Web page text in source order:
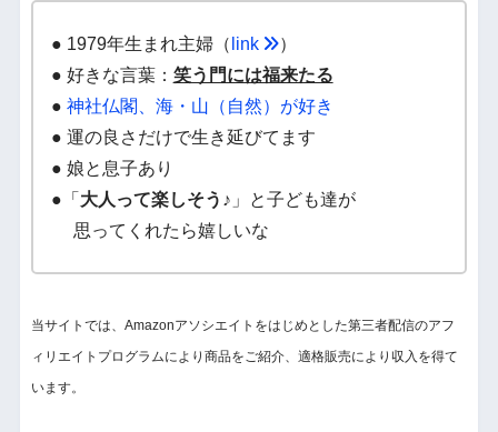
● 1979年生まれ主婦（ link
）
● 好きな言葉： 笑う門には福来たる
● 神社仏閣、海・山（自然）が好き
● 運の良さだけで生き延びてます
● 娘と息子あり
●「 大人って楽しそう♪ 」と子ども達が
思ってくれたら嬉しいな
当サイトでは、Amazonアソシエイトをはじめとした第三者配信のアフ
ィリエイトプログラムにより商品をご紹介、適格販売により収入を得て
います。